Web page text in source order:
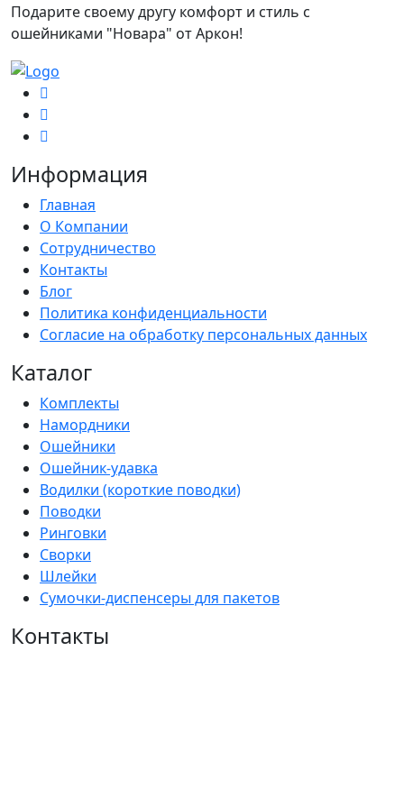
Подарите своему другу комфорт и стиль с
ошейниками "Новара" от Аркон!
Информация
Главная
О Компании
Сотрудничество
Контакты
Блог
Политика конфиденциальности
Согласие на обработку персональных данных
Каталог
Комплекты
Намордники
Ошейники
Ошейник-удавка
Водилки (короткие поводки)
Поводки
Ринговки
Сворки
Шлейки
Сумочки-диспенсеры для пакетов
Контакты